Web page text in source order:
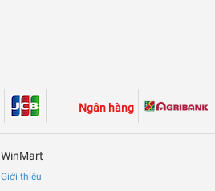
Ngân hàng
WinMart
Giới thiệu